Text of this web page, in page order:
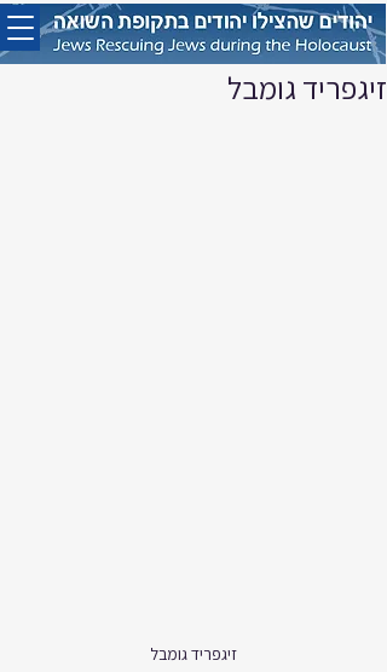
זיגפריד גומבל
זיגפריד גומבל